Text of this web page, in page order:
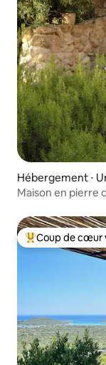
Hébergement ⋅
Maison en pierre
Coups de cœur
Coup de cœur